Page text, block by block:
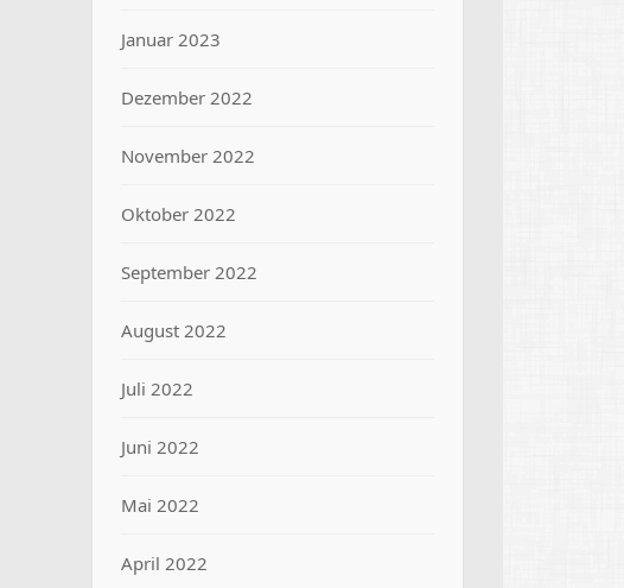
Januar 2023
Dezember 2022
November 2022
Oktober 2022
September 2022
August 2022
Juli 2022
Juni 2022
Mai 2022
April 2022